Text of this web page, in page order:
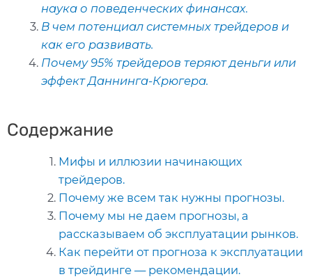
наука о поведенческих финансах.
В чем потенциал системных трейдеров и
как его развивать.
Почему 95% трейдеров теряют деньги или
эффект Даннинга-Крюгера.
Содержание
Мифы и иллюзии начинающих
трейдеров.
Почему же всем так нужны прогнозы.
Почему мы не даем прогнозы, а
рассказываем об эксплуатации рынков.
Как перейти от прогноза к эксплуатации
в трейдинге — рекомендации.